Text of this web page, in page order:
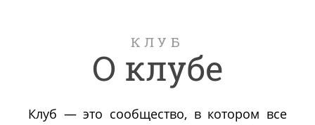
КЛУБ
О клубе
Клуб — это сообщество, в котором все